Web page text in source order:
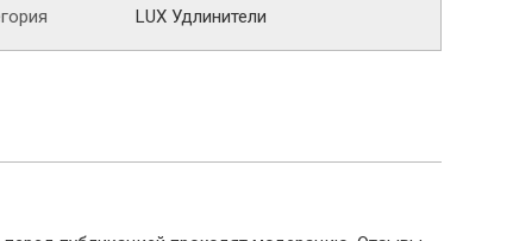
LUX Удлинители